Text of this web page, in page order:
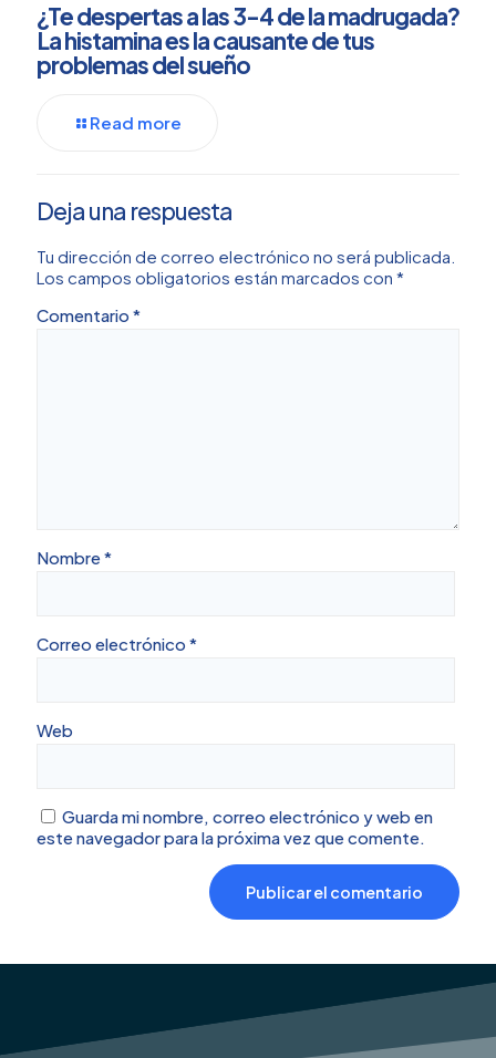
¿Te despertas a las 3-4 de la madrugada?
La histamina es la causante de tus
problemas del sueño
Read more
Deja una respuesta
Tu dirección de correo electrónico no será publicada.
Los campos obligatorios están marcados con *
Comentario *
Nombre*
Correo electrónico *
Web
Guarda mi nombre, correo electrónico y web en
este navegador para la próxima vez que comente.